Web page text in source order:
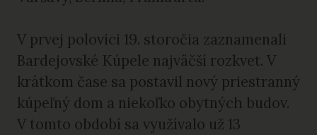
V prvej polovici 19. storočia zaznamenali
Bardejovské Kúpele najväčší rozkvet. V
krátkom čase sa postavil nový priestranný
kúpeľný dom a niekoľko obytných budov.
V tomto období sa využívalo už 13